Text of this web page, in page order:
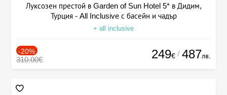
Луксозен престой в Garden of Sun Hotel 5* в Дидим,
Турция - All Inclusive с басейн и чадър
+ all inclusive
-20%
310.00€ 249€ / 487лв.